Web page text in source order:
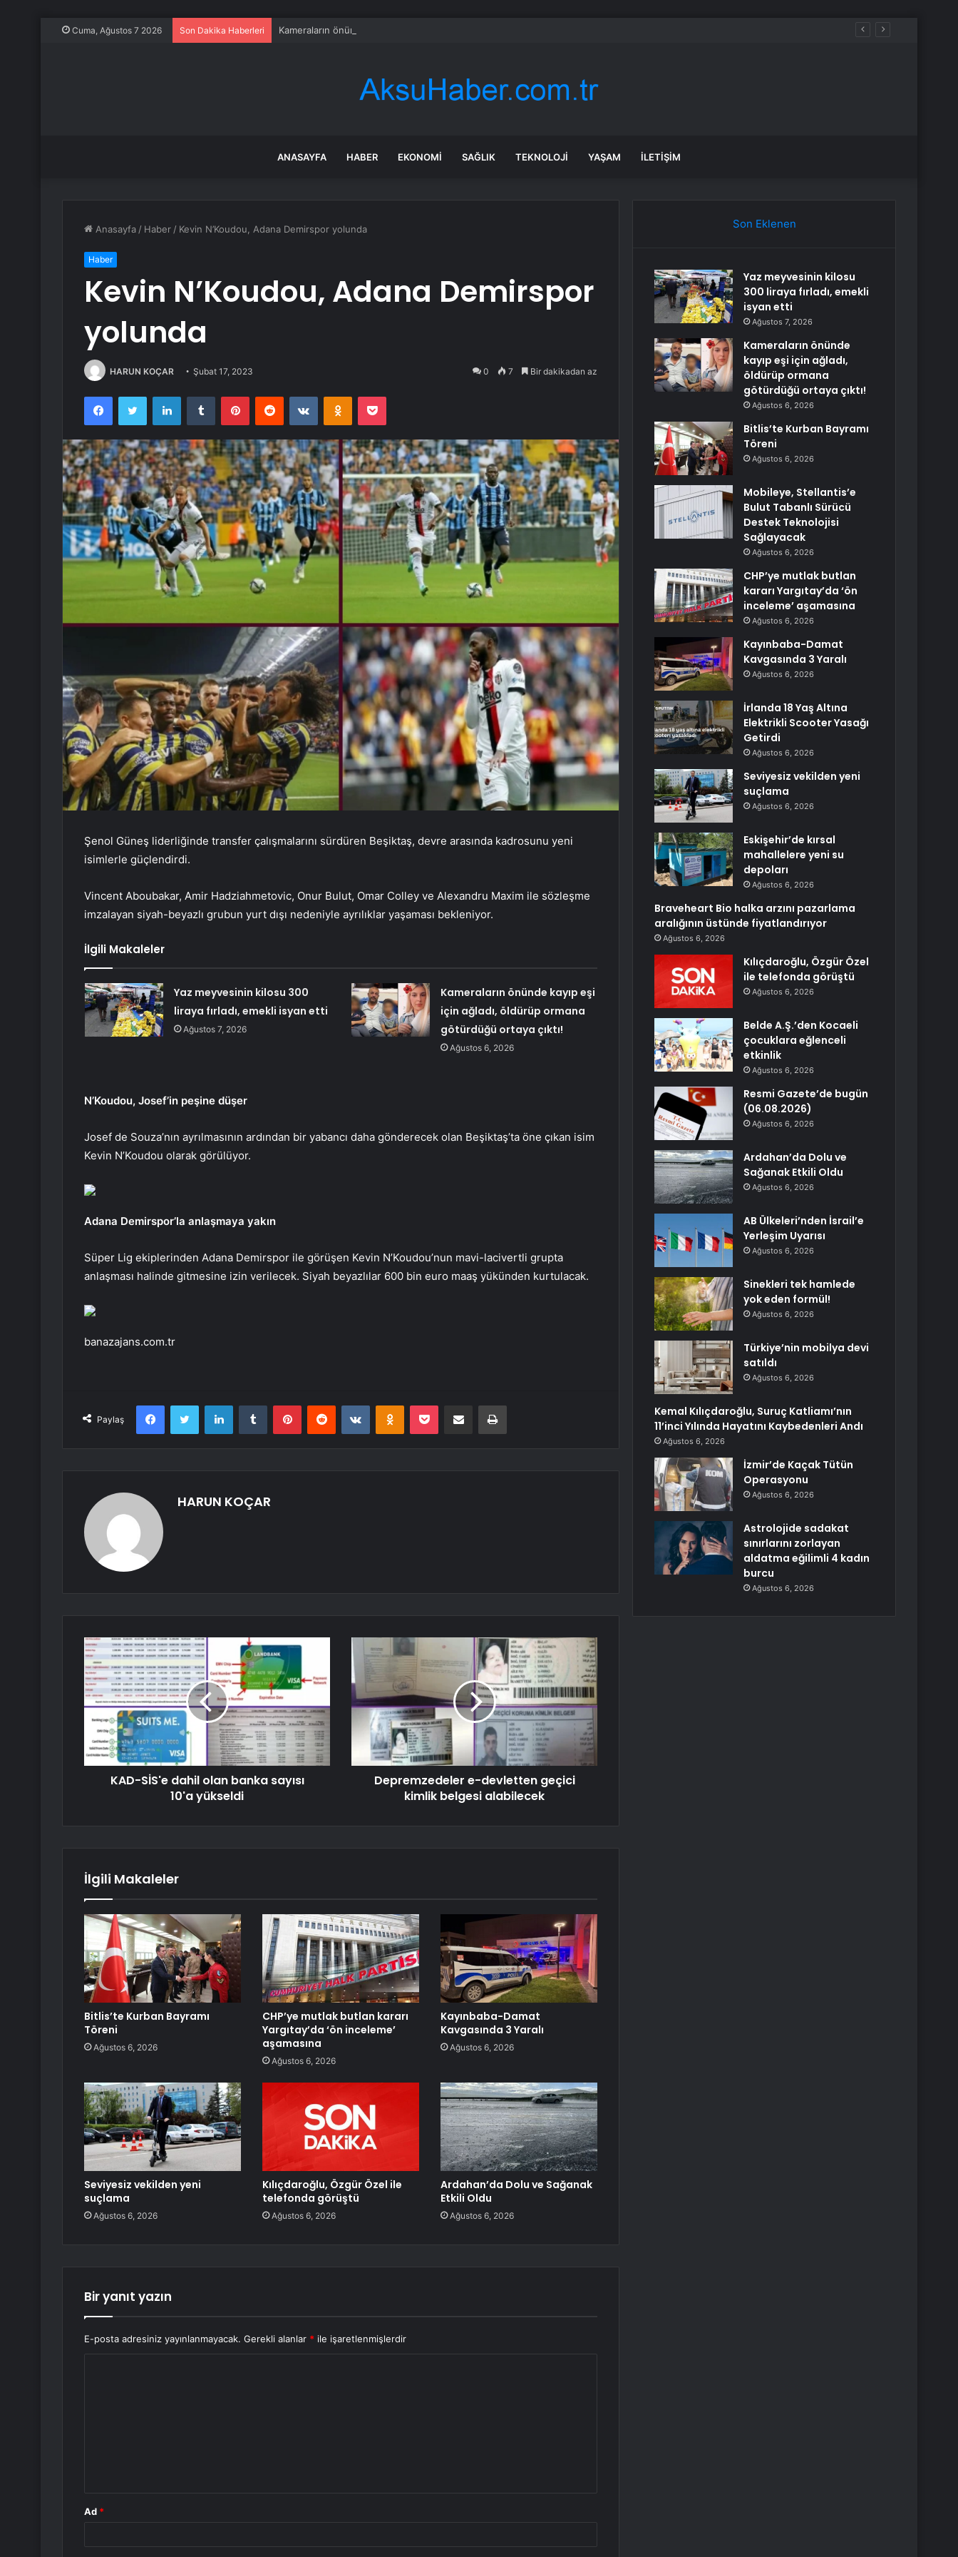
Cuma, Ağustos 7 2026 Son Dakika Haberleri Kameraların önünde kayıp eşi için ağladı, öldürüp ormana götürdüğü ortaya çıktı!
ANASAYFA HABER EKONOMI SAĞLIK TEKNOLOJI YAŞAM İLETIŞIM
Anasayfa / Haber / Kevin N’Koudou, Adana Demirspor yolunda
Haber
Kevin N’Koudou, Adana Demirspor
yolunda
HARUN KOÇAR Şubat 17, 2023 0 7 Bir dakikadan az
FacebookTwitter LinkedInTumblr PinterestReddit VKontakteOdnoklassniki
Pocket
Şenol Güneş liderliğinde transfer çalışmalarını sürdüren Beşiktaş, devre arasında kadrosunu yeni
isimlerle güçlendirdi.
Vincent Aboubakar, Amir Hadziahmetovic, Onur Bulut, Omar Colley ve Alexandru Maxim ile sözleşme
imzalayan siyah-beyazlı grubun yurt dışı nedeniyle ayrılıklar yaşaması bekleniyor.
İlgili Makaleler
Yaz meyvesinin kilosu 300
liraya fırladı, emekli isyan etti
Ağustos 7, 2026
Kameraların önünde kayıp eşi
için ağladı, öldürüp ormana
götürdüğü ortaya çıktı!
Ağustos 6, 2026
N’Koudou, Josef’in peşine düşer
Josef de Souza’nın ayrılmasının ardından bir yabancı daha gönderecek olan Beşiktaş’ta öne çıkan isim
Kevin N’Koudou olarak görülüyor.
Adana Demirspor’la anlaşmaya yakın
Süper Lig ekiplerinden Adana Demirspor ile görüşen Kevin N’Koudou’nun mavi-lacivertli grupta
anlaşması halinde gitmesine izin verilecek. Siyah beyazlılar 600 bin euro maaş yükünden kurtulacak.
banazajans.com.tr
Paylaş
FacebookTwitter LinkedInTumblr PinterestReddit VKontakteOdnoklassniki
Pocket E-Posta ile paylaş Yazdır
HARUN KOÇAR
KAD-SİS'e dahil olan banka sayısı
10'a yükseldi
Depremzedeler e-devletten geçici
kimlik belgesi alabilecek
İlgili Makaleler
Bitlis’te Kurban Bayramı
Töreni
Ağustos 6, 2026
CHP’ye mutlak butlan kararı
Yargıtay’da ‘ön inceleme’
aşamasına
Ağustos 6, 2026
Kayınbaba-Damat
Kavgasında 3 Yaralı
Ağustos 6, 2026
Seviyesiz vekilden yeni
suçlama
Ağustos 6, 2026
Kılıçdaroğlu, Özgür Özel ile
telefonda görüştü
Ağustos 6, 2026
Ardahan’da Dolu ve Sağanak
Etkili Oldu
Ağustos 6, 2026
Bir yanıt yazın
E-posta adresiniz yayınlanmayacak. Gerekli alanlar * ile işaretlenmişlerdir
Ad *
Son Eklenen
Yaz meyvesinin kilosu
300 liraya fırladı, emekli
isyan etti
Ağustos 7, 2026
Kameraların önünde
kayıp eşi için ağladı,
öldürüp ormana
götürdüğü ortaya çıktı!
Ağustos 6, 2026
Bitlis’te Kurban Bayramı
Töreni
Ağustos 6, 2026
Mobileye, Stellantis’e
Bulut Tabanlı Sürücü
Destek Teknolojisi
Sağlayacak
Ağustos 6, 2026
CHP’ye mutlak butlan
kararı Yargıtay’da ‘ön
inceleme’ aşamasına
Ağustos 6, 2026
Kayınbaba-Damat
Kavgasında 3 Yaralı
Ağustos 6, 2026
İrlanda 18 Yaş Altına
Elektrikli Scooter Yasağı
Getirdi
Ağustos 6, 2026
Seviyesiz vekilden yeni
suçlama
Ağustos 6, 2026
Eskişehir’de kırsal
mahallelere yeni su
depoları
Ağustos 6, 2026
Braveheart Bio halka arzını pazarlama
aralığının üstünde fiyatlandırıyor
Ağustos 6, 2026
Kılıçdaroğlu, Özgür Özel
ile telefonda görüştü
Ağustos 6, 2026
Belde A.Ş.’den Kocaeli
çocuklara eğlenceli
etkinlik
Ağustos 6, 2026
Resmi Gazete’de bugün
(06.08.2026)
Ağustos 6, 2026
Ardahan’da Dolu ve
Sağanak Etkili Oldu
Ağustos 6, 2026
AB Ülkeleri’nden İsrail’e
Yerleşim Uyarısı
Ağustos 6, 2026
Sinekleri tek hamlede
yok eden formül!
Ağustos 6, 2026
Türkiye’nin mobilya devi
satıldı
Ağustos 6, 2026
Kemal Kılıçdaroğlu, Suruç Katliamı’nın
11’inci Yılında Hayatını Kaybedenleri Andı
Ağustos 6, 2026
İzmir’de Kaçak Tütün
Operasyonu
Ağustos 6, 2026
Astrolojide sadakat
sınırlarını zorlayan
aldatma eğilimli 4 kadın
burcu
Ağustos 6, 2026